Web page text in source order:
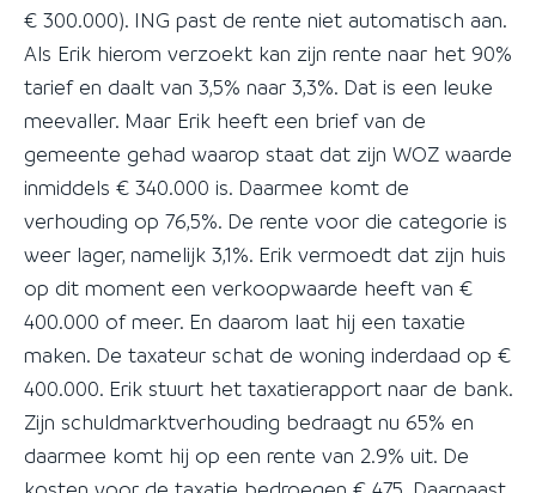
€ 300.000). ING past de rente niet automatisch aan.
Als Erik hierom verzoekt kan zijn rente naar het 90%
tarief en daalt van 3,5% naar 3,3%. Dat is een leuke
meevaller. Maar Erik heeft een brief van de
gemeente gehad waarop staat dat zijn WOZ waarde
inmiddels € 340.000 is. Daarmee komt de
verhouding op 76,5%. De rente voor die categorie is
weer lager, namelijk 3,1%. Erik vermoedt dat zijn huis
op dit moment een verkoopwaarde heeft van €
400.000 of meer. En daarom laat hij een taxatie
maken. De taxateur schat de woning inderdaad op €
400.000. Erik stuurt het taxatierapport naar de bank.
Zijn schuldmarktverhouding bedraagt nu 65% en
daarmee komt hij op een rente van 2.9% uit. De